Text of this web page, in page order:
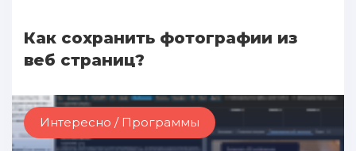
Как сохранить фотографии из
веб страниц?
Интересно / Программы